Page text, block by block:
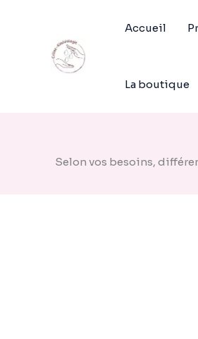
Accueil
La boutique
Selon vos besoins,